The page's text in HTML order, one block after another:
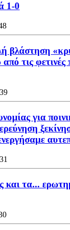
1-0
βλάστηση
τις φετινές
για
και τα...